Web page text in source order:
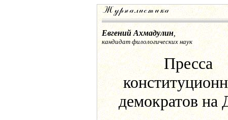
Евгений Ахмадулин
кандидат филологических наук
Пресса
демократов на